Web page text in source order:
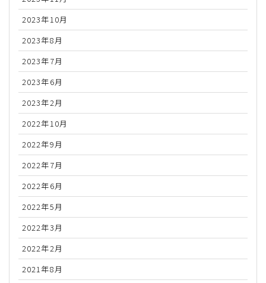
2023年10月
2023年8月
2023年7月
2023年6月
2023年2月
2022年10月
2022年9月
2022年7月
2022年6月
2022年5月
2022年3月
2022年2月
2021年8月